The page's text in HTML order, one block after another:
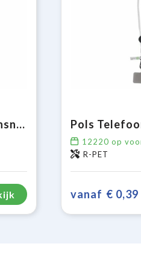
Verstelbaar telefoonsnoer Pols
12220 op
R-PET
vanaf € 0,39